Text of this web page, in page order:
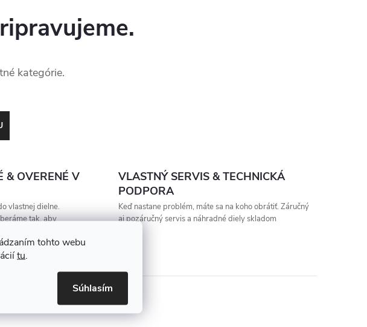
tohto webu
tu.
Súhlasím
kategórie.
& OVERENÉ V
vlastnej dielne.
tak, aby
VLASTNÝ SERVIS & TECHNICKÁ
PODPORA
Keď nastane problém, máte sa na koho obrátiť. Záručný
aj pozáručný servis a náhradné diely skladom